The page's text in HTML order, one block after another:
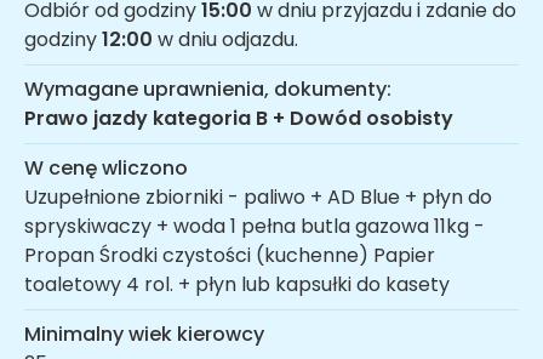
Odbiór od godziny15:00 w dniu przyjazdu i zdanie do
godziny12:00 w dniu odjazdu.
Wymagane uprawnienia, dokumenty:
Prawo jazdy kategoria B + Dowód osobisty
W cenę wliczono
Uzupełnione zbiorniki - paliwo + AD Blue + płyn do
spryskiwaczy + woda 1 pełna butla gazowa 11kg -
Propan Środki czystości (kuchenne) Papier
toaletowy 4 rol. + płyn lub kapsułki do kasety
Minimalny wiek kierowcy